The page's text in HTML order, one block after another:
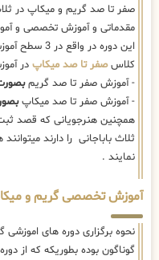
صفر تا صد گریم و میکاپ در
مقدماتی و آموزش تخصصی و
این دوره در واقع در 3 سطح آموزشی در رشته میکاپ را آموزش خواهند دید .
کلاسصفر تا صد میکاپدر
- آموزش صفر تا صد گریم
- آموزش صفر تا صد میکاپ
همچنین هنرجویانی که قصد
ثلاث باباجانی را دارند
نمایند .
آموزش تخصصی گریم و میکاپ
نحوه برگزاری دوره های اموزشی
گوناگون بوده بطوریکه که از